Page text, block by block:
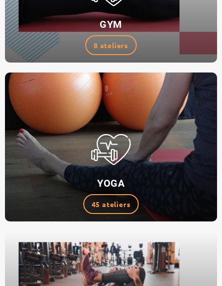
GYM
8 ateliers
YOGA
45 ateliers